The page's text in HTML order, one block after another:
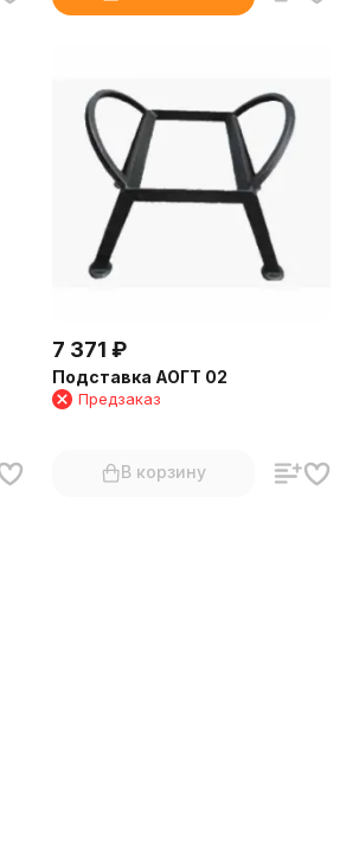
7 371 ₽
Подставка АОГТ 02
Предзаказ
В корзину